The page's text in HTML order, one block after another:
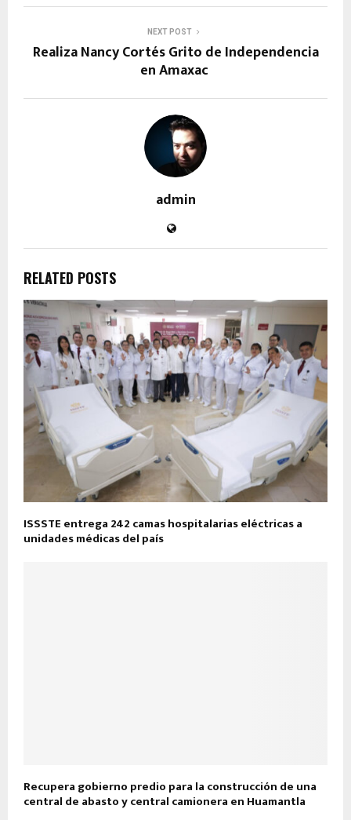
NEXT POST
Realiza Nancy Cortés Grito de Independencia
en Amaxac
admin
RELATED POSTS
ISSSTE entrega 242 camas hospitalarias eléctricas a
unidades médicas del país
Recupera gobierno predio para la construcción de una
central de abasto y central camionera en Huamantla